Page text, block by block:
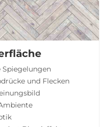
Spiegelungen
und Flecken